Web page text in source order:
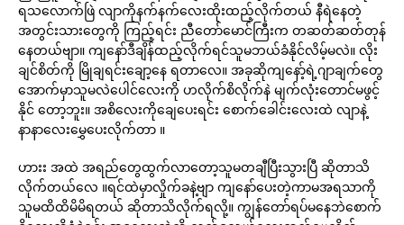
ရသလောက်ဖြဲ လျာကိုနက်နက်လေးထိုးထည့်လိုက်တယ် နီရဲနေတဲ့
အတွင်းသားတွေကို ကြည့်ရင်း ညီတော်မောင်ကြီးက တဆတ်ဆတ်တုန်
နေတယ်ဗျာ။ ကျနော်ဒီချိန်ထည့်လိုက်ရင်သူမဘယ်ခံနိုင်လိမ့်မလဲ။ လိုး
ချင်စိတ်ကို မြိုချရင်းချော့နေ ရတာလေ။ အခုဆိုကျနော့်ရဲ့ဂျာချက်တွေ
အောက်မှာသူမလဲပေါင်လေးကို ဟလိုက်စိလိုက်နဲ မျက်လုံးတောင်မဖွင့်
နိုင် တော့ဘူး။ အစိလေးကိုချေပေးရင်း စောက်ခေါင်းလေးထဲ လျာနဲ့
နာနာလေးမွှေပေးလိုက်တာ ။
ဟားး အထဲ အရည်တွေထွက်လာတော့သူမတချီပြီးသွားပြီ ဆိုတာသိ
လိုက်တယ်လေ ။ရင်ထဲမှာလှိုက်ခနဲ့ဗျာ ကျနော်ပေးတဲ့ကာမအရသာကို
သူမထိထိမိမိရတယ် ဆိုတာသိလိုက်ရလို့။ ကျွန်တော်ရပ်မနေဘဲစောက်